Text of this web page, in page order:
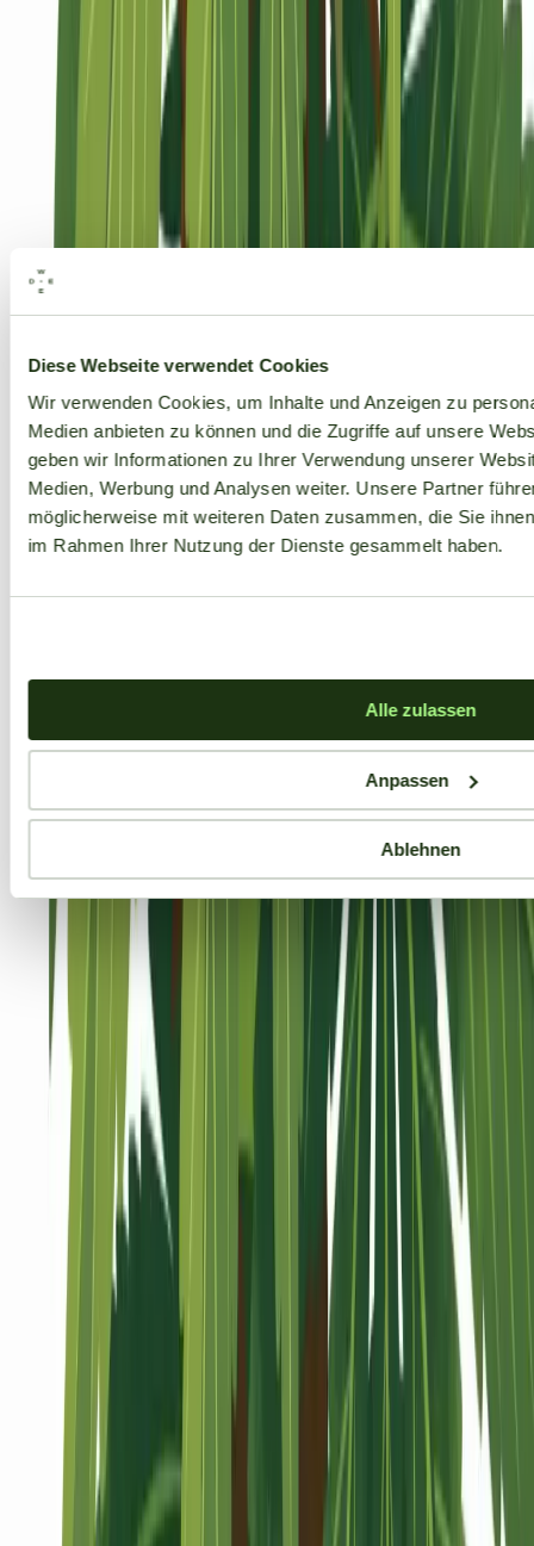
Diese Webseite verwendet Cookies
Wir verwenden Cookies, um Inhalte und Anzeigen zu
Medien anbieten zu können und die Zugriffe auf unsere
geben wir Informationen zu Ihrer Verwendung unserer
Medien, Werbung und Analysen weiter. Unsere Partner
möglicherweise mit weiteren Daten zusammen, die Sie
im Rahmen Ihrer Nutzung der Dienste gesammelt haben.
Alle zulassen
Anpassen
Ablehnen
Seedbanks